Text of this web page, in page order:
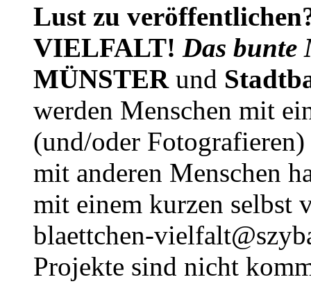
Lust zu
VIELFALT! Das bunte
MÜNSTERund
werden Menschen mit
(und/oder
mit anderen Menschen
mit einem kurzen selbst
blaettchen-
Projekte sind nicht